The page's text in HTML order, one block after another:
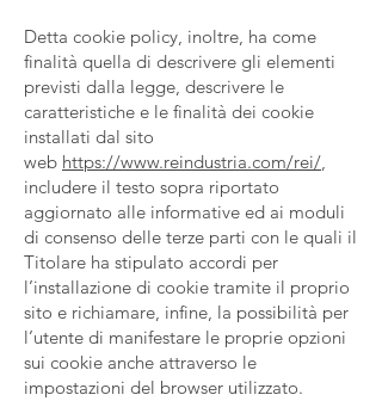
Detta cookie policy, inoltre, ha come
finalità quella di descrivere gli elementi
previsti dalla legge, descrivere le
caratteristiche e le finalità dei cookie
installati dal sito
web https://www.reindustria.com/rei/,
includere il testo sopra riportato
aggiornato alle informative ed ai moduli
di consenso delle terze parti con le quali il
Titolare ha stipulato accordi per
l’installazione di cookie tramite il proprio
sito e richiamare, infine, la possibilità per
l’utente di manifestare le proprie opzioni
sui cookie anche attraverso le
impostazioni del browser utilizzato.